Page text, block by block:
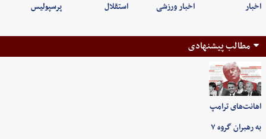
اخبار اخبار ورزشی استقلال پرسپولیس
مطالب پیشنهادی
اهانت‌های ترامپ
به رهبران گروه ۷